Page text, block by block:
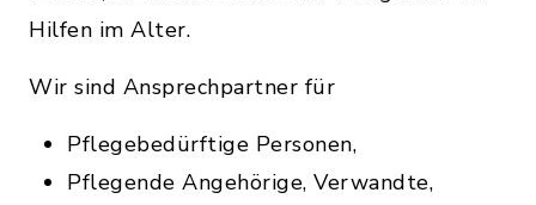
Hilfen im Alter.
Wir sind Ansprechpartner für
Pflegebedürftige Personen,
Pflegende Angehörige, Verwandte,